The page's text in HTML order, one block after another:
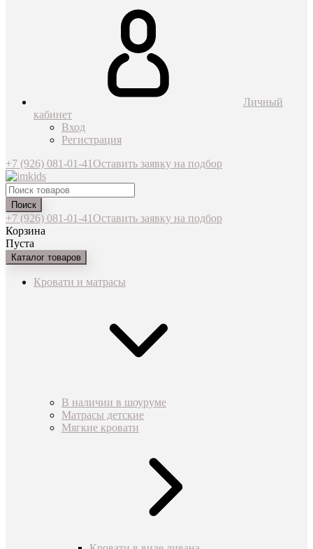
Личный
кабинет
Вход
Регистрация
+7 (926) 081-01-41Оставить заявку на подбор
Поиск
+7 (926) 081-01-41Оставить заявку на подбор
Корзина
Пуста
Каталог товаров
Кровати и матрасы
В наличии в шоуруме
Матрасы детские
Мягкие кровати